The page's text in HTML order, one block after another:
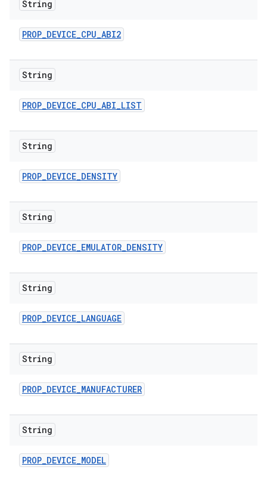
String
PROP_DEVICE_CPU_ABI2
String
PROP_DEVICE_CPU_ABI_LIST
String
PROP_DEVICE_DENSITY
String
PROP_DEVICE_EMULATOR_DENSITY
String
PROP_DEVICE_LANGUAGE
String
PROP_DEVICE_MANUFACTURER
String
PROP_DEVICE_MODEL